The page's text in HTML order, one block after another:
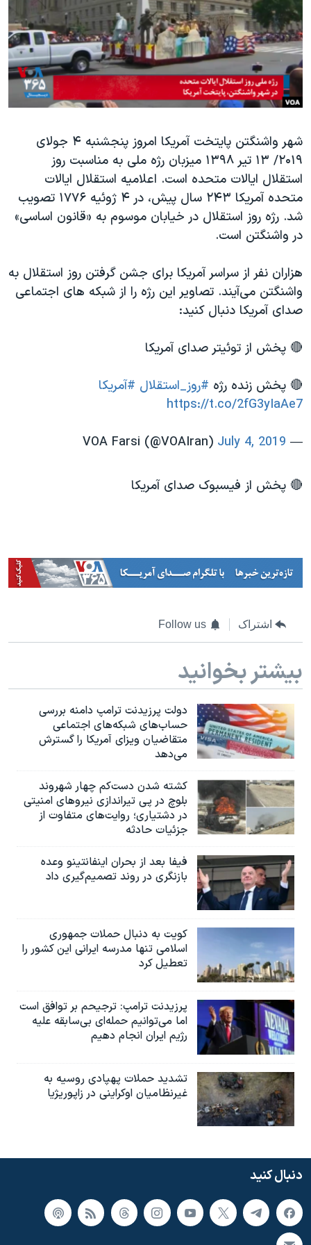
فرهنگ و زندگی
حقوق شهروندی
اقتصادی
علم و فناوری
گالری عکس
آرشیو پخش زنده
مستندها
انتخابات ریاست جمهوری آمریکا ۲۰۲۴
حمله جمهوری اسلامی به اسرائیل
رمز مهسا
اعتراضات زن، زندگی، آزادی
مجموعه مستندهای دادخواهی
تریبونال مردمی آبان ۹۸
دادگاه حمید نوری
چهل سال گروگان‌گیری
اعتراضات مردمی آبان ۹۸
اسرائیل در جنگ
صفحه‌های ویژه
سفر پرزیدنت ترامپ به چین
دنبال کنید
زبانهای مختلف
شهر واشنگتن پایتخت آمریکا امروز پنجشنبه ۴ جولای
۲۰۱۹/ ۱۳ تیر ۱۳۹۸ میزبان رژه ملی به مناسبت روز
استقلال ایالات متحده است. اعلامیه استقلال ایالات
متحده آمریکا ۲۴۳ سال پیش، در ۴ ژوئیه ۱۷۷۶ تصویب
شد. رژه روز استقلال در خیابان موسوم به «قانون اساسی»
در واشنگتن است.
هزاران نفر از سراسر آمریکا برای جشن گرفتن روز استقلال به
واشنگتن می‌آیند. تصاویر این رژه را از شبکه های اجتماعی
صدای آمریکا دنبال کنید:
🔴 پخش از توئیتر صدای آمریکا
🔴 پخش زنده رژه #روز_استقلال #آمریکا
https://t.co/2fG3yIaAe7
— VOA Farsi (@VOAIran)
July 4, 2019
🔴 پخش از فیسبوک صدای آمریکا
اشتراک Follow us
بیشتر بخوانید
دولت پرزیدنت ترامپ دامنه بررسی
حساب‌های شبکه‌های اجتماعی
متقاضیان ویزای آمریکا را گسترش
می‌دهد
کشته شدن دست‌کم چهار شهروند
بلوچ در پی تیراندازی نیروهای امنیتی
در دشتیاری؛ روایت‌های متفاوت از
جزئیات حادثه
فیفا بعد از بحران اینفانتینو وعده
بازنگری در روند تصمیم‌گیری داد
کویت به دنبال حملات جمهوری
اسلامی تنها مدرسه ایرانی این کشور را
تعطیل کرد
پرزیدنت ترامپ: ترجیحم بر توافق است
اما می‌توانیم حمله‌ای بی‌سابقه علیه
رژیم ایران انجام دهیم
تشدید حملات پهپادی روسیه به
غیرنظامیان اوکراینی در زاپوریژیا
دنبال کنید